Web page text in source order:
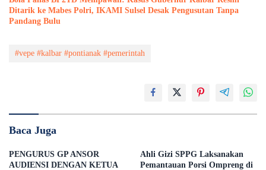
Ditarik ke Mabes Polri, IKAMI Sulsel Desak Pengusutan Tanpa
Pandang Bulu
#vepe #kalbar #pontianak #pemerintah
Baca Juga
PENGURUS GP ANSOR
AUDIENSI DENGAN KETUA
Ahli Gizi SPPG Laksanakan
Pemantauan Porsi Ompreng di